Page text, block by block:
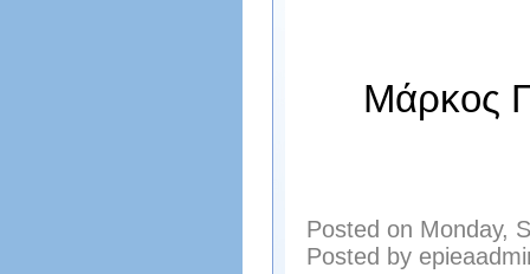
Posted on Monday,
Posted by